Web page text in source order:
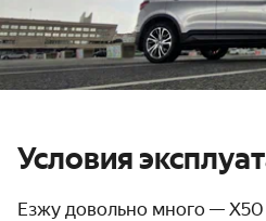
Условия
Езжу довольно много — X50